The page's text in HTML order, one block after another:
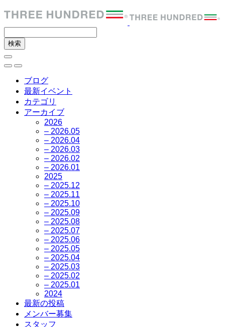
ブログ
最新イベント
カテゴリ
アーカイブ
2026
– 2026.05
– 2026.04
– 2026.03
– 2026.02
– 2026.01
2025
– 2025.12
– 2025.11
– 2025.10
– 2025.09
– 2025.08
– 2025.07
– 2025.06
– 2025.05
– 2025.04
– 2025.03
– 2025.02
– 2025.01
2024
最新の投稿
メンバー募集
スタッフ